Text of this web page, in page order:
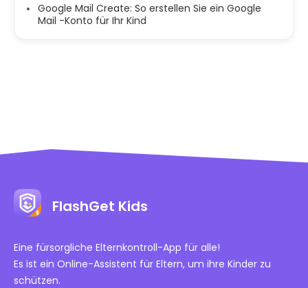
Google Mail Create: So erstellen Sie ein Google
Mail -Konto für Ihr Kind
FlashGet Kids
Eine fürsorgliche Elternkontroll-App für alle!
Es ist ein Online-Assistent für Eltern, um ihre Kinder zu
schützen.